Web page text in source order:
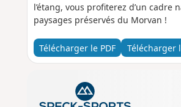
l’étang, vous profiterez d’un
paysages préservés du Morvan !
Télécharger le PDF Télécharger